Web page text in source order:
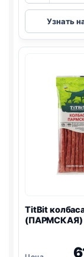
Узнать
TitBit
(ПАРМСКАЯ)